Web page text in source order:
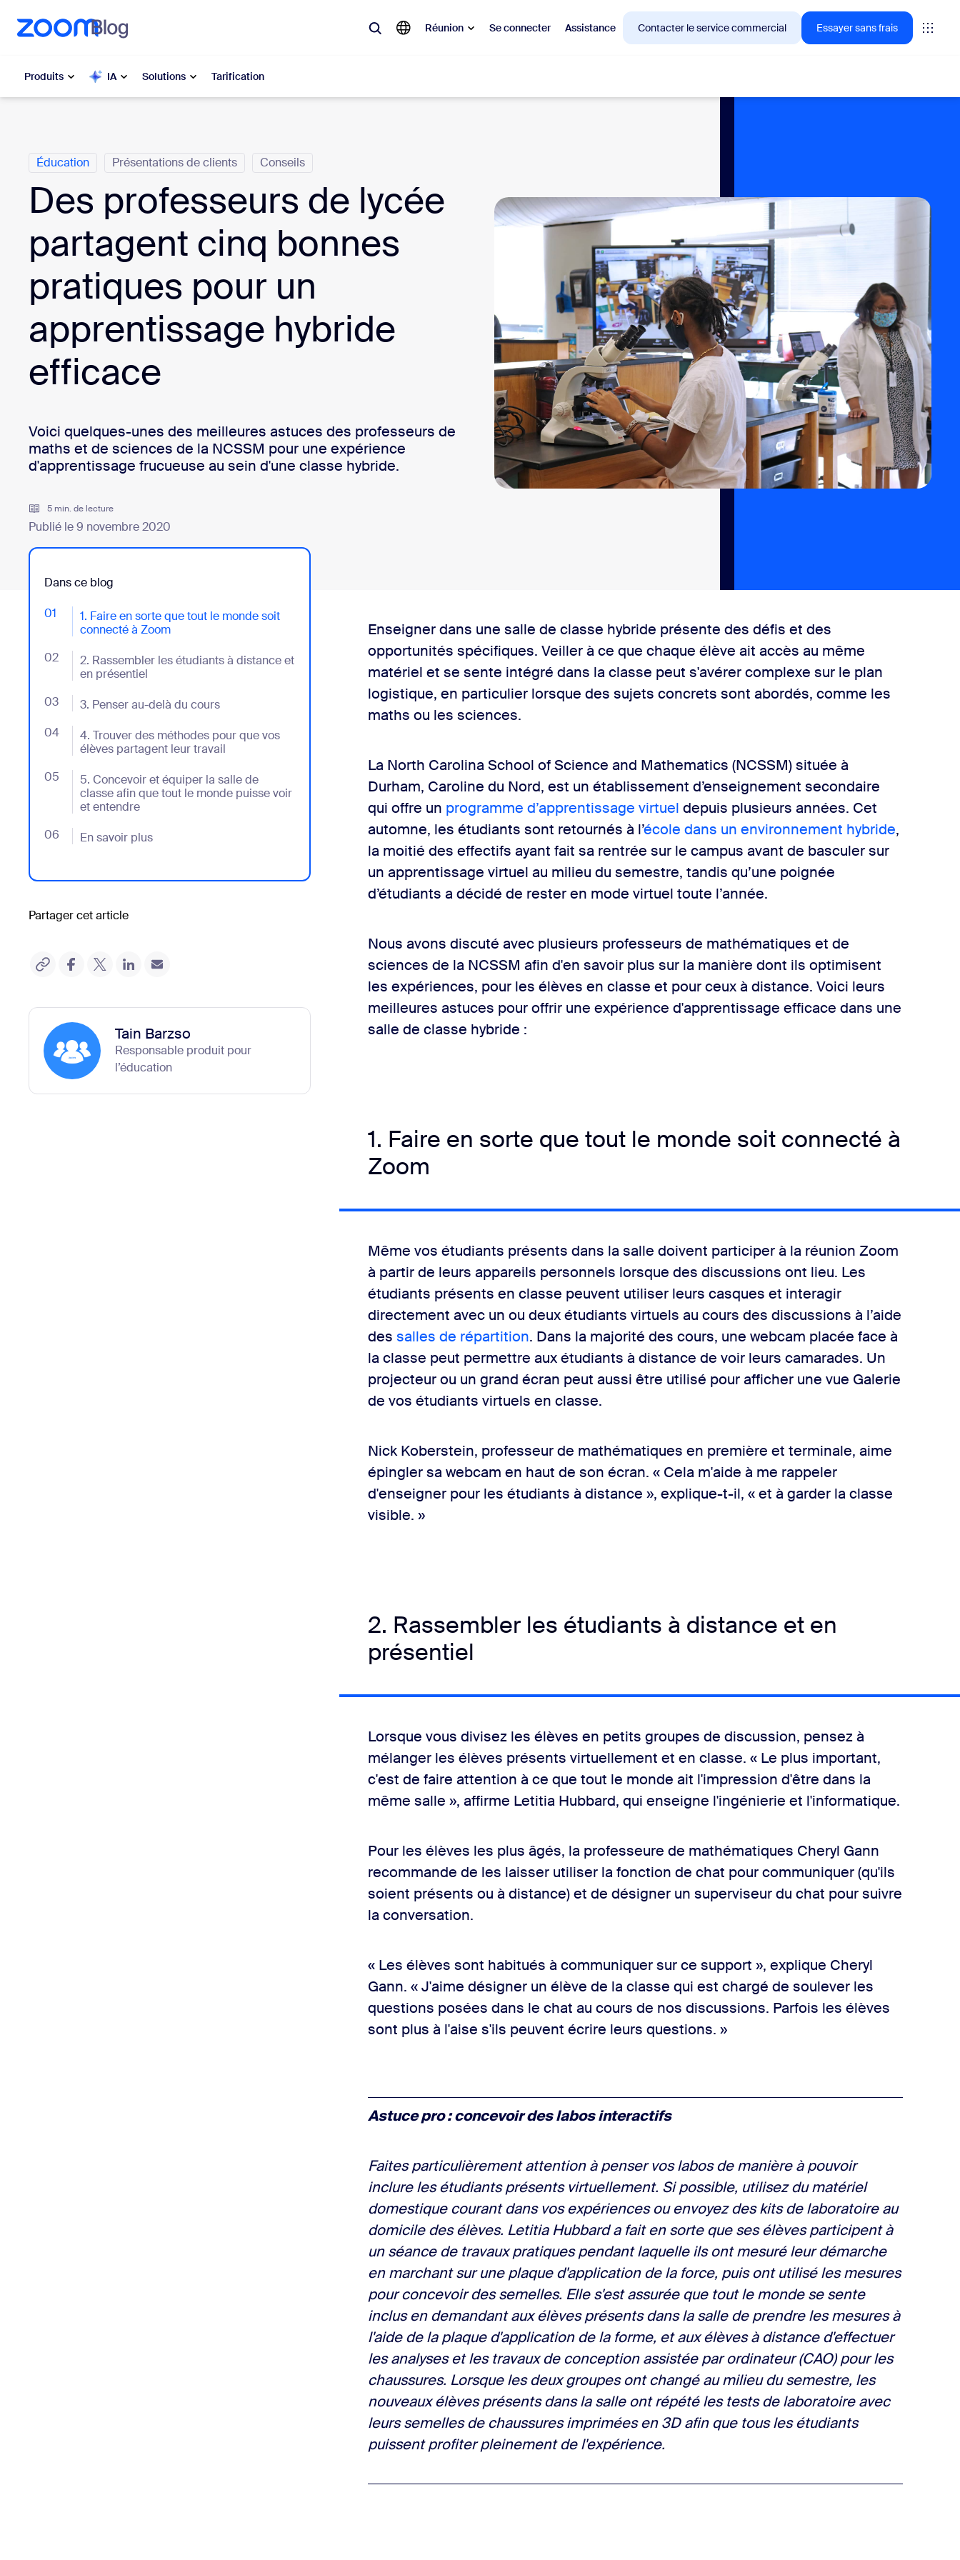
contenu principal
au chat d’aide
Produits IA Solutions Tarification
Réunion Se connecter Assistance Contacter le service commercial Essayer sans frais
Zoom Workplace
Services Zoom pour les
Zoom CX
Zoom AI
Développement
Applications et intégrations
Les solutions en vogue, tendance, qui font le buzz : celles qui intéressent la clientèle de Zoom en ce moment.
My Notes Meetings
ZoomMate
Canvas
Contact Center Performance CX
Bonsai
Installer sur ordinateur
Centre de téléchargement
Contactez-nous
+1.888.799.9666 /+1.888.303.1012
Catégories
Éducation Présentations de clients Conseils
Des professeurs de lycée
partagent cinq bonnes
pratiques pour un
apprentissage hybride
efficace
Voici quelques-unes des meilleures astuces des professeurs de
maths et de sciences de la NCSSM pour une expérience
d'apprentissage frucueuse au sein d'une classe hybride.
5 min. de lecture
Publié le 9 novembre 2020
Dans ce blog
01
1. Faire en sorte que tout le monde soit
connecté à Zoom
- Jumplink to 1. Faire en sorte que tout le monde soit connecté à Zoom
02
2. Rassembler les étudiants à distance et
en présentiel
- Jumplink to 2. Rassembler les étudiants à distance et en présentiel
03 3. Penser au-delà du cours
- Jumplink to 3. Penser au-delà du cours
04
4. Trouver des méthodes pour que vos
élèves partagent leur travail
- Jumplink to 4. Trouver des méthodes pour que vos élèves partagent leur travail
05
5. Concevoir et équiper la salle de
classe afin que tout le monde puisse voir
et entendre
- Jumplink to 5. Concevoir et équiper la salle de classe afin que tout le monde puisse voir et entendre
06 En savoir plus
- Jumplink to En savoir plus
Partager cet article
Tain Barzso
Responsable produit pour
l’éducation
Enseigner dans une salle de classe hybride présente des défis et des
opportunités spécifiques. Veiller à ce que chaque élève ait accès au même
matériel et se sente intégré dans la classe peut s'avérer complexe sur le plan
logistique, en particulier lorsque des sujets concrets sont abordés, comme les
maths ou les sciences.
La North Carolina School of Science and Mathematics (NCSSM) située à
Durham, Caroline du Nord, est un établissement d’enseignement secondaire
qui offre un programme d’apprentissage virtuel depuis plusieurs années. Cet
automne, les étudiants sont retournés à l’école dans un environnement hybride,
la moitié des effectifs ayant fait sa rentrée sur le campus avant de basculer sur
un apprentissage virtuel au milieu du semestre, tandis qu’une poignée
d’étudiants a décidé de rester en mode virtuel toute l’année.
Nous avons discuté avec plusieurs professeurs de mathématiques et de
sciences de la NCSSM afin d'en savoir plus sur la manière dont ils optimisent
les expériences, pour les élèves en classe et pour ceux à distance. Voici leurs
meilleures astuces pour offrir une expérience d'apprentissage efficace dans une
salle de classe hybride :
1. Faire en sorte que tout le monde soit connecté à
Zoom
Même vos étudiants présents dans la salle doivent participer à la réunion Zoom
à partir de leurs appareils personnels lorsque des discussions ont lieu. Les
étudiants présents en classe peuvent utiliser leurs casques et interagir
directement avec un ou deux étudiants virtuels au cours des discussions à l’aide
des salles de répartition. Dans la majorité des cours, une webcam placée face à
la classe peut permettre aux étudiants à distance de voir leurs camarades. Un
projecteur ou un grand écran peut aussi être utilisé pour afficher une vue Galerie
de vos étudiants virtuels en classe.
Nick Koberstein, professeur de mathématiques en première et terminale, aime
épingler sa webcam en haut de son écran. « Cela m'aide à me rappeler
d'enseigner pour les étudiants à distance », explique-t-il, « et à garder la classe
visible. »
2. Rassembler les étudiants à distance et en
présentiel
Lorsque vous divisez les élèves en petits groupes de discussion, pensez à
mélanger les élèves présents virtuellement et en classe. « Le plus important,
c'est de faire attention à ce que tout le monde ait l'impression d'être dans la
même salle », affirme Letitia Hubbard, qui enseigne l'ingénierie et l'informatique.
Pour les élèves les plus âgés, la professeure de mathématiques Cheryl Gann
recommande de les laisser utiliser la fonction de chat pour communiquer (qu'ils
soient présents ou à distance) et de désigner un superviseur du chat pour suivre
la conversation.
« Les élèves sont habitués à communiquer sur ce support », explique Cheryl
Gann. « J'aime désigner un élève de la classe qui est chargé de soulever les
questions posées dans le chat au cours de nos discussions. Parfois les élèves
sont plus à l'aise s'ils peuvent écrire leurs questions. »
Astuce pro : concevoir des labos interactifs
Faites particulièrement attention à penser vos labos de manière à pouvoir
inclure les étudiants présents virtuellement. Si possible, utilisez du matériel
domestique courant dans vos expériences ou envoyez des kits de laboratoire au
domicile des élèves. Letitia Hubbard a fait en sorte que ses élèves participent à
un séance de travaux pratiques pendant laquelle ils ont mesuré leur démarche
en marchant sur une plaque d'application de la force, puis ont utilisé les mesures
pour concevoir des semelles. Elle s'est assurée que tout le monde se sente
inclus en demandant aux élèves présents dans la salle de prendre les mesures à
l'aide de la plaque d'application de la forme, et aux élèves à distance d'effectuer
les analyses et les travaux de conception assistée par ordinateur (CAO) pour les
chaussures. Lorsque les deux groupes ont changé au milieu du semestre, les
nouveaux élèves présents dans la salle ont répété les tests de laboratoire avec
leurs semelles de chaussures imprimées en 3D afin que tous les étudiants
puissent profiter pleinement de l'expérience.